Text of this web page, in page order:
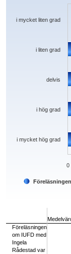
The chart has 1 X axis
i mycket hög grad
i hög grad
delvis
i liten grad
i mycket liten grad
0
Föreläsningen
om IUFD med
Ingela
Rådestad var